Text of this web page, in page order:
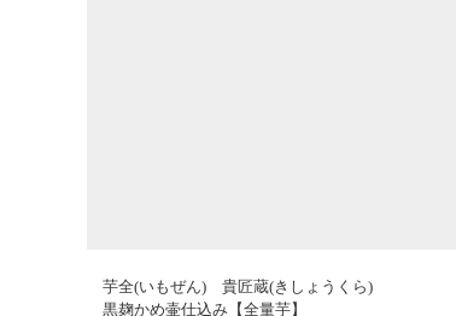
芋全(いもぜん) 貴匠蔵(きしょうくら)
黒麹かめ壷仕込み【全量芋】